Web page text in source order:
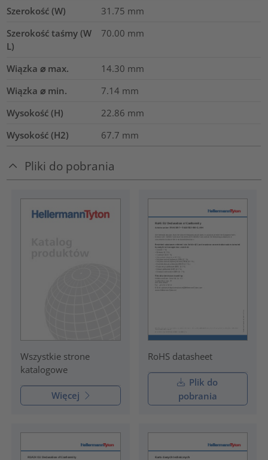
Szerokość (W) 31.75 mm
Szerokość taśmy (W
L)
70.00 mm
Wiązka ⌀ max. 14.30 mm
Wiązka ⌀ min.
7.14 mm
Wysokość (H)
22.86 mm
Wysokość (H2)
67.7 mm
Pliki do pobrania
Wszystkie strone
katalogowe
Więcej
RoHS datasheet
Plik do
pobrania